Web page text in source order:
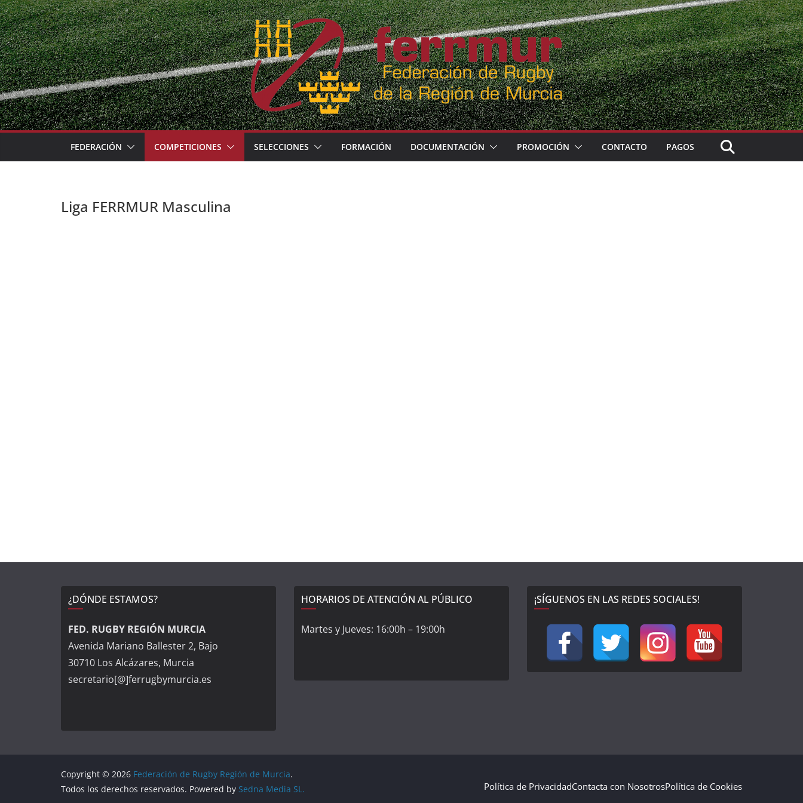
Skip
to
content
FEDERACIÓN COMPETICIONES SELECCIONES FORMACIÓN DOCUMENTACIÓN PROMOCIÓN CONTACTO PAGOS
Liga FERRMUR Masculina
¿DÓNDE ESTAMOS?
FED. RUGBY REGIÓN MURCIA
Avenida Mariano Ballester 2, Bajo
30710 Los Alcázares, Murcia
secretario[@]ferrugbymurcia.es
HORARIOS DE ATENCIÓN AL PÚBLICO
Martes y Jueves: 16:00h – 19:00h
¡SÍGUENOS EN LAS REDES SOCIALES!
Política de PrivacidadContacta con NosotrosPolítica de Cookies
Copyright © 2026 Federación de Rugby Región de Murcia.
Todos los derechos reservados. Powered by Sedna Media SL.